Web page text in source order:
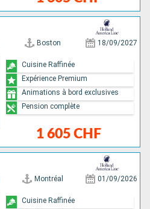
Boston 18/09/2027
1 605 CHF
Cuisine Raffinée
Expérience Premium
Animations à bord exclusives
Pension complète
Montréal 01/09/2026
Cuisine Raffinée